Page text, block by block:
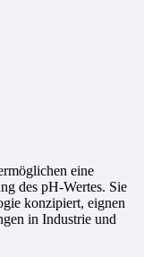
eine
des pH-Wertes. Sie
konzipiert, eignen
in Industrie und